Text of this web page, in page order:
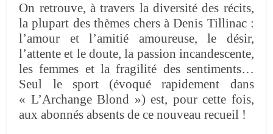
On retrouve, à travers la diversité des récits,
la plupart des thèmes chers à Denis Tillinac :
l’amour et l’amitié amoureuse, le désir,
l’attente et le doute, la passion incandescente,
les femmes et la fragilité des sentiments…
Seul le sport (évoqué rapidement dans
« L’Archange Blond ») est, pour cette fois,
aux abonnés absents de ce nouveau recueil !